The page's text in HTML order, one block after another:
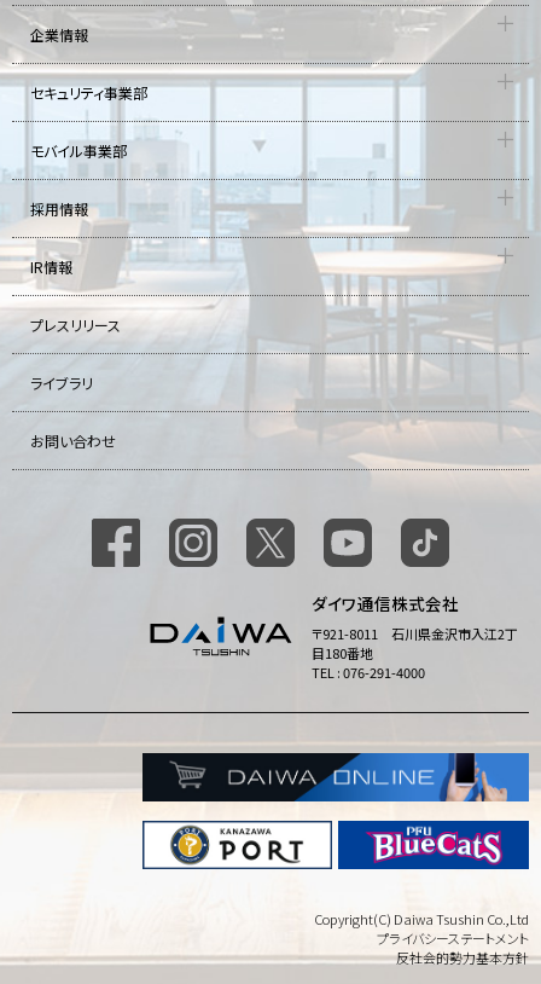
企業情報
セキュリティ事業部
モバイル事業部
採用情報
IR情報
プレスリリース
ライブラリ
お問い合わせ
ダイワ通信株式会社
〒921-8011 石川県金沢市入江2丁
目180番地
TEL : 076-291-4000
Copyright(C) Daiwa Tsushin Co.,Ltd
プライバシーステートメント
反社会的勢力基本方針